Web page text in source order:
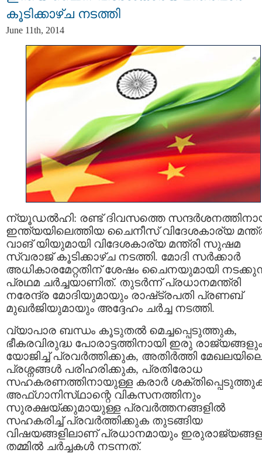
കൂടിക്കാഴ്‌ച നടത്തി
June 11th, 2014
ന്യൂഡല്‍ഹി: രണ്ട്‌ ദിവസത്തെ
ഇന്ത്യയിലെത്തിയ ചൈനീസ്‌ വിദേശകാര്യ
വാങ്‌ യിയുമായി വിദേശകാര്യ മന്ത്രി സുഷമ
സ്വരാജ് കൂടിക്കാഴ്‌ച നടത്തി. മോദി സര്‍ക്കാര്‍
അധികാരമേറ്റതിന്‌ ശേഷം ചൈനയുമായി
പ്രഥമ ചര്‍ച്ചയാണിത്‌. തുടർന്ന് പ്രധാനമന്ത്രി
നരേന്ദ്ര മോദിയുമായും രാഷ്‌ട്രപതി പ്രണബ്‌
മുഖര്‍ജിയുമായും അദ്ദേഹം ചര്‍ച്ച നടത്തി.
വ്യാപാര ബന്ധം കൂടുതല്‍ മെച്ചപ്പെടുത്തുക,
ഭീകരവിരുദ്ധ പോരാട്ടത്തിനായി ഇരു രാജ്യങ്ങളും
യോജിച്ച്‌ പ്രവര്‍ത്തിക്കുക, അതിര്‍ത്തി
പ്രശ്നങ്ങള്‍ പരിഹരിക്കുക, പ്രതിരോധ
സഹകരണത്തിനായുള്ള കരാര്‍
അഫ്‌ഗാനിസ്‌ഥാന്റെ വികസനത്തിനും
സുരക്ഷയ്‌ക്കുമായുള്ള പ്രവര്‍ത്തനങ്ങളില്‍
സഹകരിച്ച്‌ പ്രവര്‍ത്തിക്കുക തുടങ്ങിയ
വിഷയങ്ങളിലാണ് പ്രധാനമായും
തമ്മില്‍ ചര്‍ച്ചകള്‍ നടന്നത്.